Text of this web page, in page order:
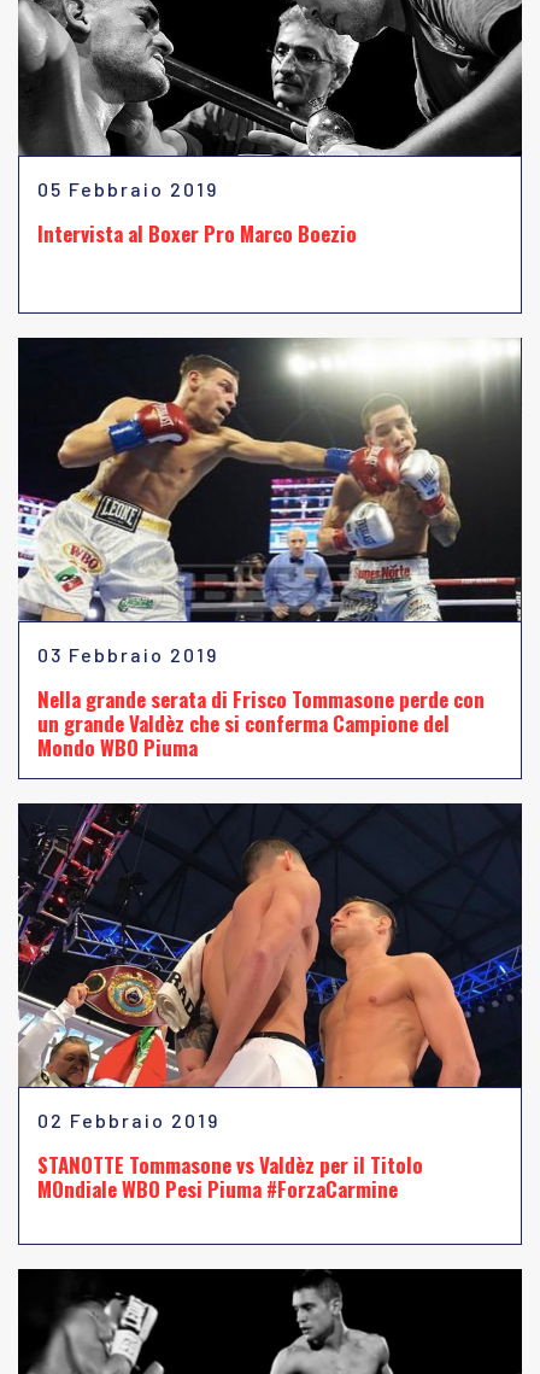
05 Febbraio 2019
Intervista al Boxer Pro Marco Boezio
03 Febbraio 2019
Nella grande serata di Frisco Tommasone perde con
un grande Valdèz che si conferma Campione del
Mondo WBO Piuma
02 Febbraio 2019
STANOTTE Tommasone vs Valdèz per il Titolo
MOndiale WBO Pesi Piuma #ForzaCarmine